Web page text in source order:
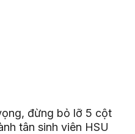
đừng bỏ lỡ 5 cột
tân sinh viên HSU